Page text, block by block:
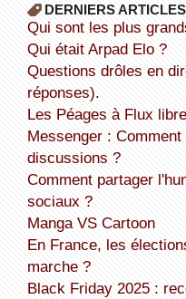
DERNIERS ARTICLES
Qui sont les plus
Qui était Arpad Elo ?
Questions drôles en direct de Facebook (avec les
réponses).
Les Péages à Flux
Messenger : Comment récupérer et lire toutes les
discussions ?
Comment partager l'humour sur les réseaux
sociaux ?
Manga VS Cartoon
En France, les élections municipales : comment ça
marche ?
Black Friday 2025 : records de ventes, chaos de